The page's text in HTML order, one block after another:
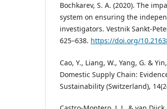
Bochkarev, S. A. (2020). The
system on ensuring the
investigators. Vestnik Sankt-
625–638. https://doi.org/
Cao, Y., Liang, W., Yang, G. &
Domestic Supply Chain:
Sustainability (Switzerland),